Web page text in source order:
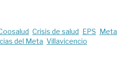
Crisis de salud EPS Meta
del Meta Villavicencio